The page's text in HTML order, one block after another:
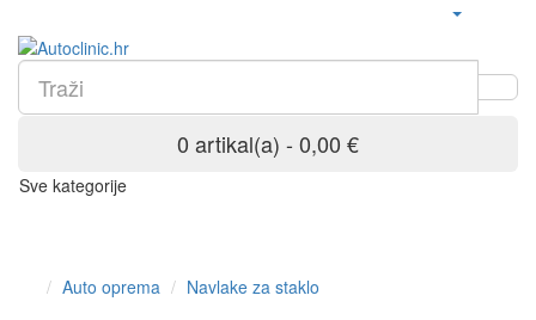
0 artikal(a) - 0,00 €
Sve kategorije
Auto oprema Navlake za staklo